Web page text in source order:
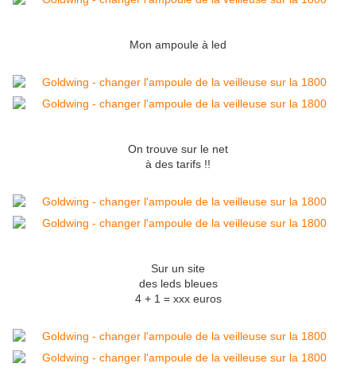
Mon ampoule à led
On trouve sur le net
à des tarifs !!
Sur un site
des leds bleues
4 + 1 = xxx euros